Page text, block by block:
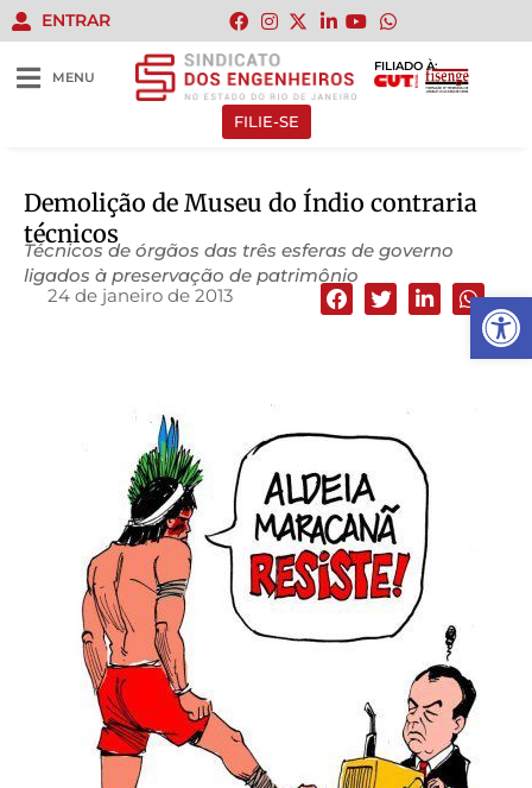
Abrir
ENTRAR
MENU
FILIADO À:
FILIE-SE
Demolição de Museu do Índio contraria
técnicos
Técnicos de órgãos das três esferas de governo
ligados à preservação de patrimônio
24 de janeiro de 2013